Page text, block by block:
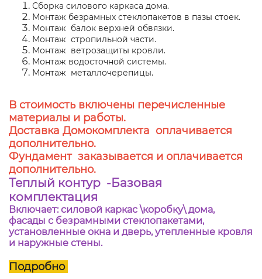
Сборка силового каркаса дома.
Монтаж безрамных стеклопакетов в пазы стоек.
Монтаж балок верхней обвязки.
Монтаж стропильной части.
Монтаж ветрозащиты кровли.
Монтаж водосточной системы.
Монтаж металлочерепицы.
В стоимость включены перечисленные
материалы и работы.
Доставка Домокомплекта оплачивается
дополнительно.
Фундамент заказывается и оплачивается
дополнительно.
Теплый контур -Базовая
комплектация
Включает: силовой каркас \коробку\ дома,
фасады с безрамными стеклопакетами,
установленные окна и дверь, утепленные кровля
и наружные стены.
Подробно